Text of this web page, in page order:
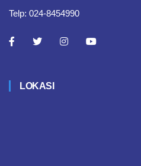
Telp: 024-8454990
LOKASI